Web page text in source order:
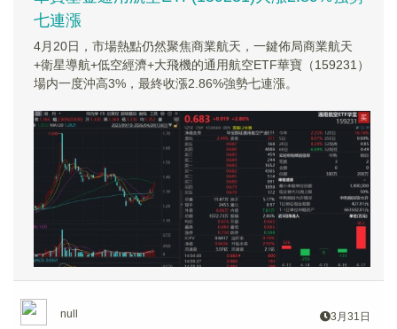
七連漲
4月20日，市場熱點仍然聚焦商業航天，一鍵佈局商業航天
+衛星導航+低空經濟+大飛機的通用航空ETF華寶（159231）
場内一度沖高3%，最終收漲2.86%強勢七連漲。
null 3月31日